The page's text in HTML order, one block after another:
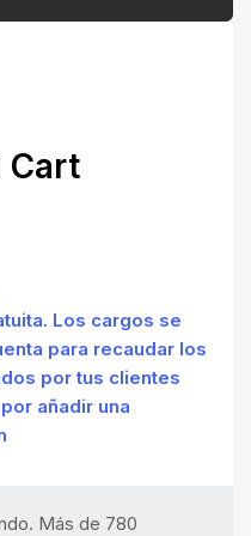
Cart
Los cargos se
para recaudar los
por tus clientes
añadir una
Más de 780